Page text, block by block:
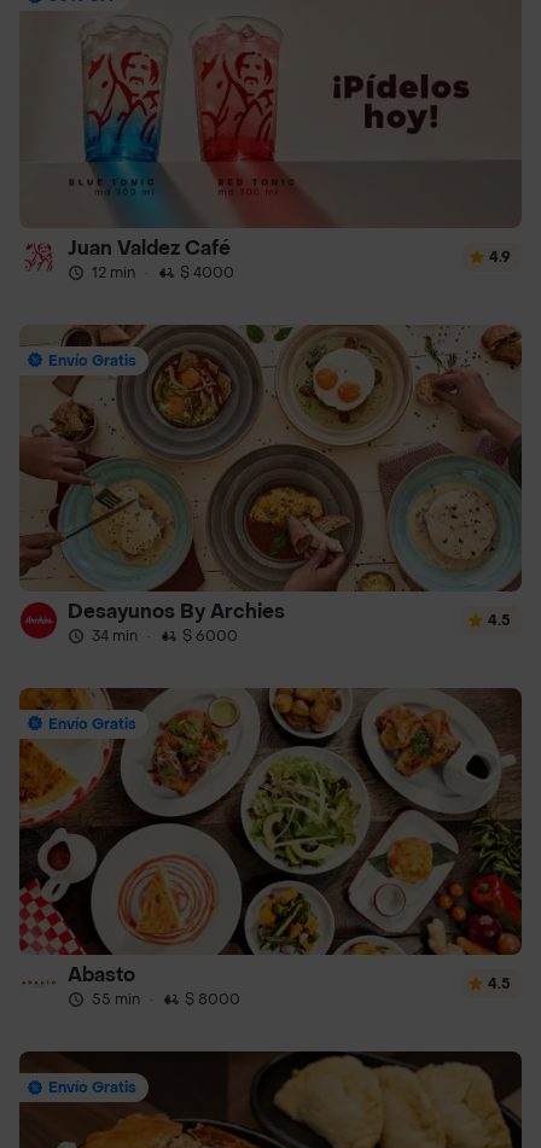
Juan Valdez Café
12 min · $ 4000
4.9
Envío Gratis
Desayunos By Archies
34 min · $ 6000
4.5
Envío Gratis
Abasto
55 min · $ 8000
4.5
Envío Gratis